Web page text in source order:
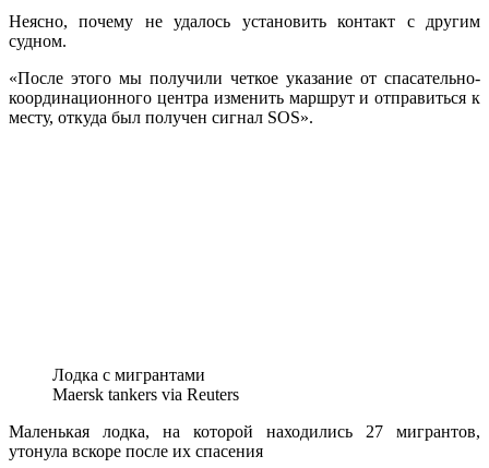
Неясно, почему не удалось установить контакт с другим
судном.
«После этого мы получили четкое указание от спасательно-
координационного центра изменить маршрут и отправиться к
месту, откуда был получен сигнал SOS».
Лодка с мигрантами
Maersk tankers via Reuters
Маленькая лодка, на которой находились 27 мигрантов,
утонула вскоре после их спасения